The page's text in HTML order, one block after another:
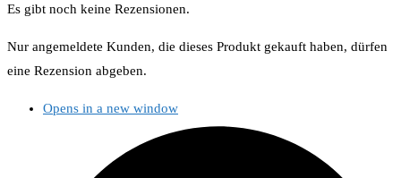
Es gibt noch keine Rezensionen.
Nur angemeldete Kunden, die dieses Produkt gekauft haben, dürfen
eine Rezension abgeben.
Opens in a new window